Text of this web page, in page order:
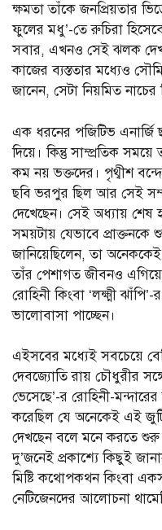
ক্ষমতা তাঁকে জনপ্রিয়তার
ফুলের মধু’-তে রুচিরা
সবার, এখনও সেই ঝলক
কাজের ব্যস্ততার মধ্যেও
জানেন, সেটা নিয়মিত
এক ধরনের পজিটিভ এনার্জি
দিয়ে। কিন্তু সাম্প্রতিক
কম নয় ভক্তদের। পৃথ্বীশ
ছবি ভরপুর ছিল আর সেই
দেখেছেন। সেই অধ্যায় শেষ
সময়টায় যেভাবে প্রাক্তনকে
জানিয়েছিলেন, তা
তাঁর পেশাগত জীবনও
রোহিনী কিংবা ‘লক্ষ্মী
ভালোবাসা পাচ্ছেন।
এইসবের মধ্যেই সবচেয়ে
দেবজ্যোতি রায় চৌধুরীর
ভেসেছে’-র রোহিনী-
করেছিল যে অনেকেই এই
দেখছেন বলে মনে করতে
দু’জনেই প্রকাশ্যে কিছুই
মিষ্টি কথোপকথন কিংবা
নেটিজেনদের আলোচনা